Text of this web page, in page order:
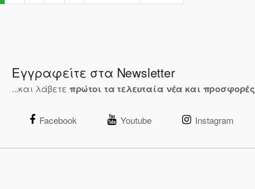
Εγγραφείτε στα Newsletter
...και λάβετε πρώτοι τα τελευταία νέα και προσφορές
Facebook Youtube Instagram